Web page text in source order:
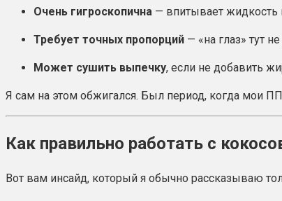
Очень гигроскопична — впитывает жидкость
Требует точных пропорций — «на глаз» тут
Может сушить выпечку, если не добавить
Я сам на этом обжигался. Был период, когда мои
Как правильно работать с
Вот вам инсайд, который я обычно рассказываю